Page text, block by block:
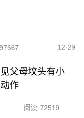
97667 12-29
父母坟头有小
作
阅读 72519